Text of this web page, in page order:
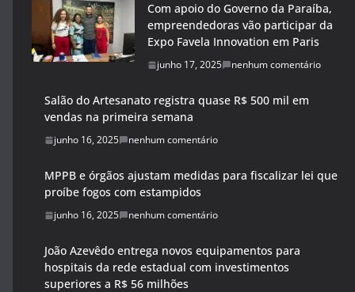
Com apoio do Governo da Paraíba,
empreendedoras vão participar da
Expo Favela Innovation em Paris
junho 17, 2025 nenhum comentário
Salão do Artesanato registra quase R$ 500 mil em
vendas na primeira semana
junho 16, 2025 nenhum comentário
MPPB e órgãos ajustam medidas para fiscalizar lei que
proíbe fogos com estampidos
junho 16, 2025 nenhum comentário
João Azevêdo entrega novos equipamentos para
hospitais da rede estadual com investimentos
superiores a R$ 56 milhões